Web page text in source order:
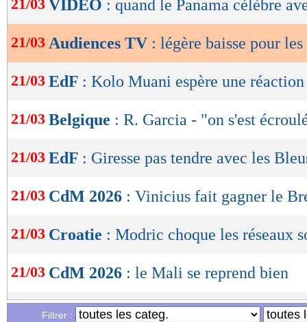
de
OK
21/03 VIDEO : quand le Panama célèbre
21/03 Audiences TV : légère baisse pour
21/03 EdF : Kolo Muani espère une réaction
21/03 Belgique : R. Garcia - "on s'est
21/03 EdF : Giresse pas tendre avec les
21/03 CdM 2026 : Vinicius fait gagner le
21/03 Croatie : Modric choque les réseaux
21/03 CdM 2026 : le Mali se reprend bien
Liste des brèves du jeu. 20 mars 2025
Filtrer :